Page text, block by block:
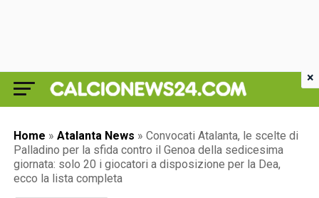
Home » Atalanta News » Convocati Atalanta, le scelte di
Palladino per la sfida contro il Genoa della sedicesima
giornata: solo 20 i giocatori a disposizione per la Dea,
ecco la lista completa
×